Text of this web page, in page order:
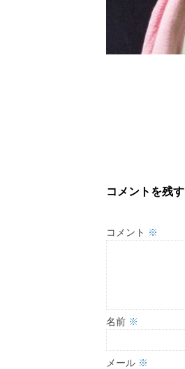
コメントを残す
コメント ※
名前 ※
メール ※